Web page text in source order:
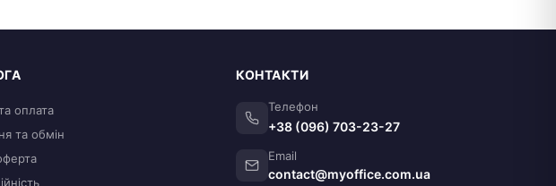
оплата
та обмін
КОНТАКТИ
Телефон
+38 (096) 703-23-27
Email
contact@myoffice.com.ua